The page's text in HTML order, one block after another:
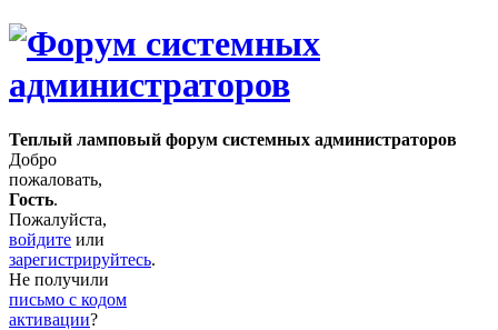
Теплый ламповый форум системных администраторов
Добро
пожаловать,
Гость.
Пожалуйста,
войдите или
зарегистрируйтесь.
Не получили
письмо с кодом
активации?